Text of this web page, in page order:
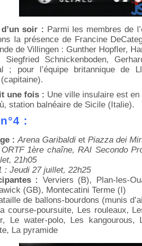
soir : Parmi les membres de
la présence de Francine
de Villingen : Gunther Hopfler,
Siegfried Schnickenboden,
; pour l’équipe britannique de
une fois : Une ville insulaire est
station balnéaire de Sicile (Italie).
:
: Arena Garibaldi et Piazza dei
1ère chaîne, RAI Secondo
21h05
: Jeudi 27 juillet, 22h25
: Verviers (B), Plan-les-
(GB), Montecatini Terme (I)
de ballons-bourdons (munis
course-poursuite, Les rouleaux,
Le water-polo, Les
La pyramide